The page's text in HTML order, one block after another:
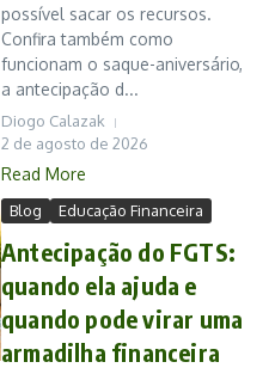
possível sacar os recursos.
Confira também como
funcionam o saque-aniversário,
a antecipação d...
Diogo Calazak
2 de agosto de 2026
Read More
Blog Educação Financeira
Antecipação do FGTS:
quando ela ajuda e
quando pode virar uma
armadilha financeira